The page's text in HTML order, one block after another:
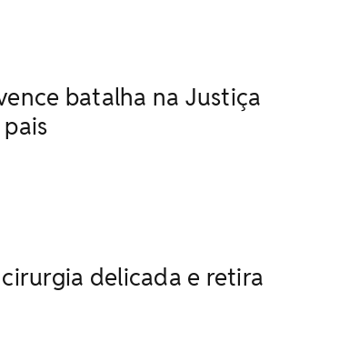
batalha na Justiça
delicada e retira